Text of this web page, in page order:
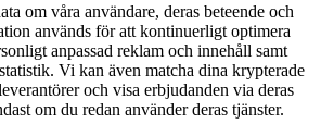
om våra användare, deras beteende och
används för att kontinuerligt optimera
anpassad reklam och innehåll samt
Vi kan även matcha dina krypterade
och visa erbjudanden via deras
om du redan använder deras tjänster.